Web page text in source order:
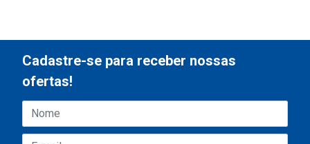
Cadastre-se para receber nossas
ofertas!